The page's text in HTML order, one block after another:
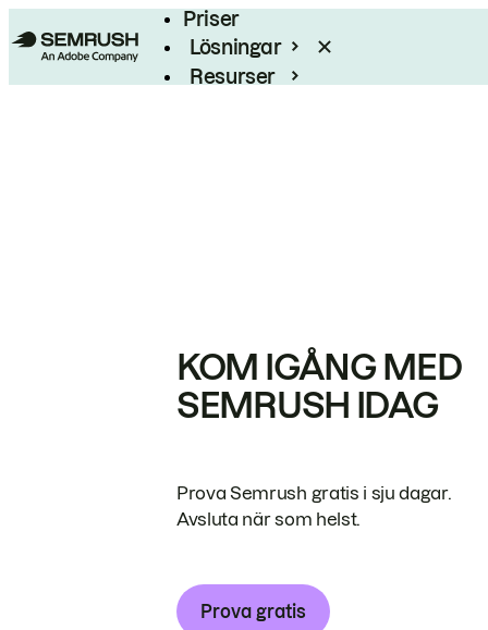
Priser
Lösningar
Resurser
KOM IGÅNG MED
SEMRUSH IDAG
Prova Semrush gratis i sju dagar.
Avsluta när som helst.
Prova gratis